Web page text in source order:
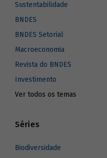
Sustentabilidade
BNDES
BNDES Setorial
Macroeconomia
Revista do BNDES
Investimento
Ver todos os temas
Séries
Biodiversidade